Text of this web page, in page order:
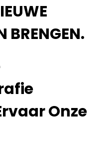
BRENGEN.
Onze